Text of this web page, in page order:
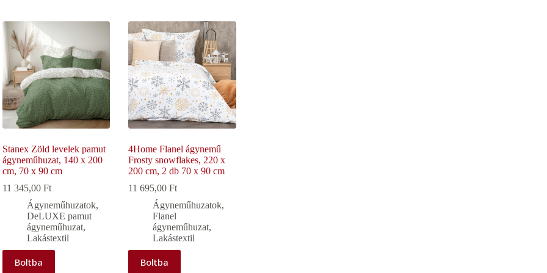
Stanex Zöld levelek pamut
ágyneműhuzat, 140 x 200
cm, 70 x 90 cm
11 345,00Ft
Ágyneműhuzatok,
DeLUXE pamut
ágyneműhuzat,
Lakástextil
Boltba
4Home Flanel ágynemű
Frosty snowflakes, 220 x
200 cm, 2 db 70 x 90 cm
11 695,00Ft
Ágyneműhuzatok,
Flanel
ágyneműhuzat,
Lakástextil
Boltba